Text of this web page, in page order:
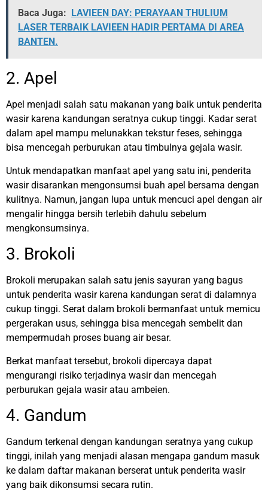
Baca Juga:
LAVIEEN DAY: PERAYAAN THULIUM
LASER TERBAIK LAVIEEN HADIR PERTAMA DI AREA
BANTEN.
2. Apel
Apel menjadi salah satu makanan yang baik untuk penderita
wasir karena kandungan seratnya cukup tinggi. Kadar serat
dalam apel mampu melunakkan tekstur feses, sehingga
bisa mencegah perburukan atau timbulnya gejala wasir.
Untuk mendapatkan manfaat apel yang satu ini, penderita
wasir disarankan mengonsumsi buah apel bersama dengan
kulitnya. Namun, jangan lupa untuk mencuci apel dengan air
mengalir hingga bersih terlebih dahulu sebelum
mengkonsumsinya.
3. Brokoli
Brokoli merupakan salah satu jenis sayuran yang bagus
untuk penderita wasir karena kandungan serat di dalamnya
cukup tinggi. Serat dalam brokoli bermanfaat untuk memicu
pergerakan usus, sehingga bisa mencegah sembelit dan
mempermudah proses buang air besar.
Berkat manfaat tersebut, brokoli dipercaya dapat
mengurangi risiko terjadinya wasir dan mencegah
perburukan gejala wasir atau ambeien.
4. Gandum
Gandum terkenal dengan kandungan seratnya yang cukup
tinggi, inilah yang menjadi alasan mengapa gandum masuk
ke dalam daftar makanan berserat untuk penderita wasir
yang baik dikonsumsi secara rutin.